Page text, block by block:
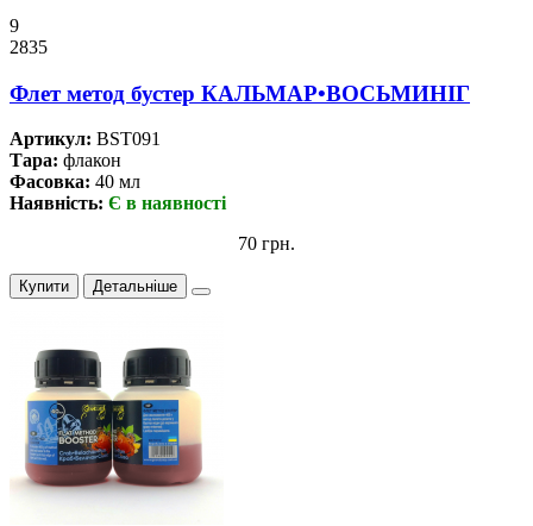
9
2835
Флет метод бустер КАЛЬМАР•ВОСЬМИНІГ
Артикул: BST091
Тара: флакон
Фасовка: 40 мл
Наявність: Є в наявності
70 грн.
Купити Детальніше